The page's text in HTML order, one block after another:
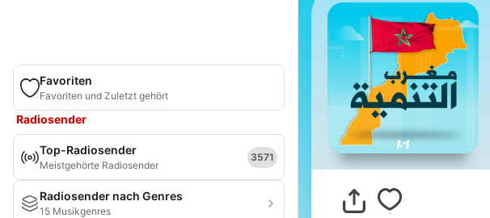
Favoriten
Favoriten und Zuletzt gehört
Radiosender
Top-Radiosender
Meistgehörte Radiosender
3571
Radiosender nach Genres
15 Musikgenres